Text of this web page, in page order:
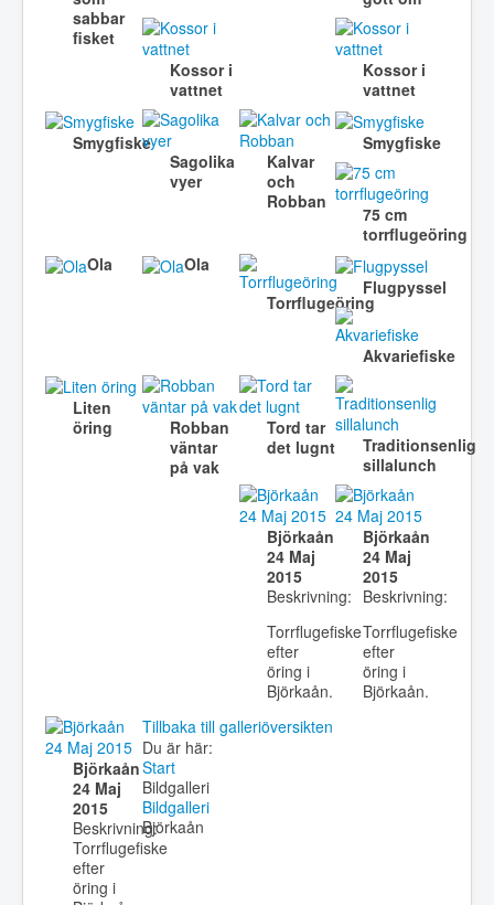
sabbar
fisket
Kossor i
vattnet
Kossor i
vattnet
Smygfiske
Sagolika
vyer
Kalvar
och
Robban
Smygfiske
75 cm
torrflugeöring
Ola
Ola
Torrflugeöring
Flugpyssel
Akvariefiske
Liten
öring
Robban
väntar
på vak
Tord tar
det lugnt
Traditionsenlig
sillalunch
Björkaån
24 Maj
2015
Beskrivning:
Torrflugefiske
efter
öring i
Björkaån.
Björkaån
24 Maj
2015
Beskrivning:
Torrflugefiske
efter
öring i
Björkaån.
Björkaån
24 Maj
2015
Beskrivning:
Torrflugefiske
efter
öring i
Tillbaka till galleriöversikten
Du är här:
Start
Bildgalleri
Bildgalleri
Björkaån